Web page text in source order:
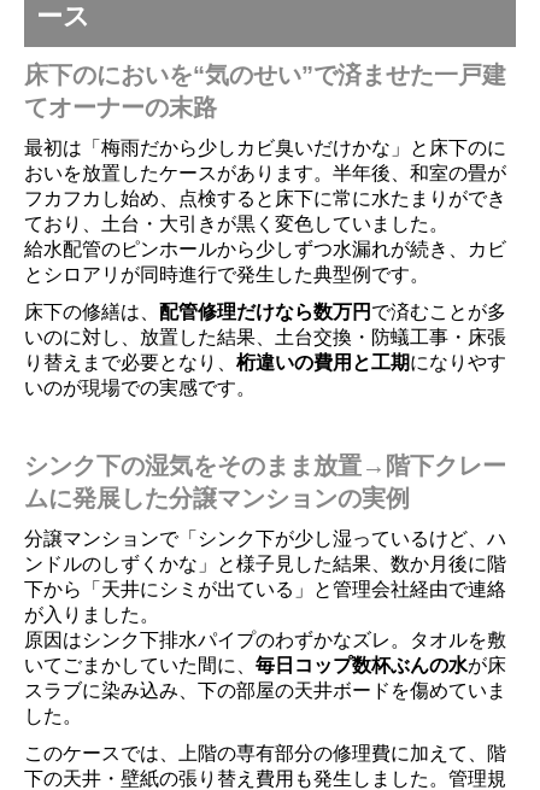
ース
床下のにおいを“気のせい”で済ませた一戸建
てオーナーの末路
最初は「梅雨だから少しカビ臭いだけかな」と床下のに
おいを放置したケースがあります。半年後、和室の畳が
フカフカし始め、点検すると床下に常に水たまりができ
ており、土台・大引きが黒く変色していました。
給水配管のピンホールから少しずつ水漏れが続き、カビ
とシロアリが同時進行で発生した典型例です。
床下の修繕は、 配管修理だけなら数万円 で済むことが多
いのに対し、放置した結果、土台交換・防蟻工事・床張
り替えまで必要となり、 桁違いの費用と工期になりやす
いのが現場での実感です。
シンク下の湿気をそのまま放置→階下クレー
ムに発展した分譲マンションの実例
分譲マンションで「シンク下が少し湿っているけど、ハ
ンドルのしずくかな」と様子見した結果、数か月後に階
下から「天井にシミが出ている」と管理会社経由で連絡
が入りました。
原因はシンク下排水パイプのわずかなズレ。タオルを敷
いてごまかしていた間に、 毎日コップ数杯ぶんの水が床
スラブに染み込み、下の部屋の天井ボードを傷めていま
した。
このケースでは、上階の専有部分の修理費に加えて、階
下の天井・壁紙の張り替え費用も発生しました。管理規